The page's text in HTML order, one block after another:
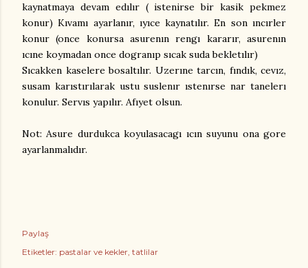
kaynatmaya devam edılır ( istenirse bir kasik pekmez
konur) Kıvamı ayarlanır, ıyıce kaynatılır. En son ıncırler
konur (once konursa asurenın rengı kararır, asurenın
ıcıne koymadan once dogranıp sıcak suda bekletılır)
Sıcakken kaselere bosaltılır. Uzerıne tarcın, fındık, cevız,
susam karıstırılarak ustu suslenır ıstenırse nar tanelerı
konulur. Servıs yapılır. Afıyet olsun.
Not: Asure durdukca koyulasacagı ıcın suyunu ona gore
ayarlanmalıdır.
Paylaş
Etiketler: pastalar ve kekler tatlilar